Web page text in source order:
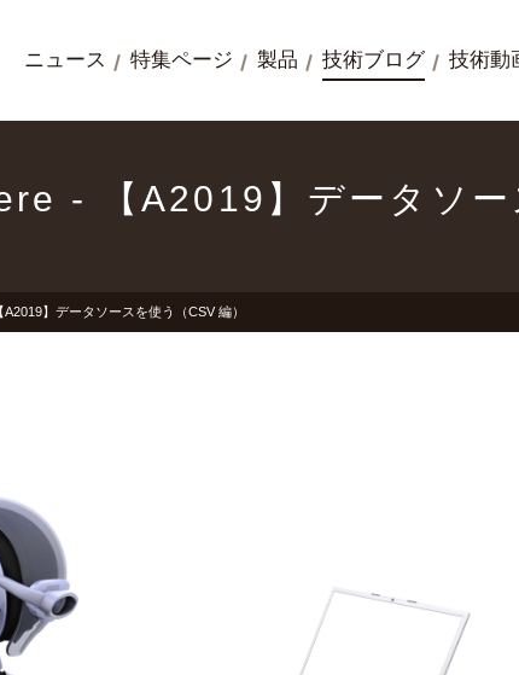
ニュース 特集ページ 製品 技術ブログ 技術動
- 【A2019】データソー
】データソースを使う（CSV 編）